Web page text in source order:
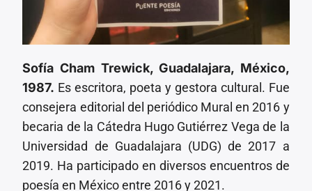
Sofía Cham Trewick, Guadalajara, México,
1987. Es escritora, poeta y gestora cultural. Fue
consejera editorial del periódico Mural en 2016 y
becaria de la Cátedra Hugo Gutiérrez Vega de la
Universidad de Guadalajara (UDG) de 2017 a
2019. Ha participado en diversos encuentros de
poesía en México entre 2016 y 2021.